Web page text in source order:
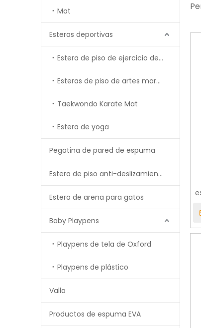
Mat
Esteras deportivas
Estera de piso de ejercicio de gimnasia
Esteras de piso de artes marciales de MMA Tatami
Taekwondo Karate Mat
Estera de yoga
Pegatina de pared de espuma
Estera de piso anti-deslizamiento
Estera de arena para gatos
Baby Playpens
Playpens de tela de Oxford
Playpens de plástico
Valla
Productos de espuma EVA